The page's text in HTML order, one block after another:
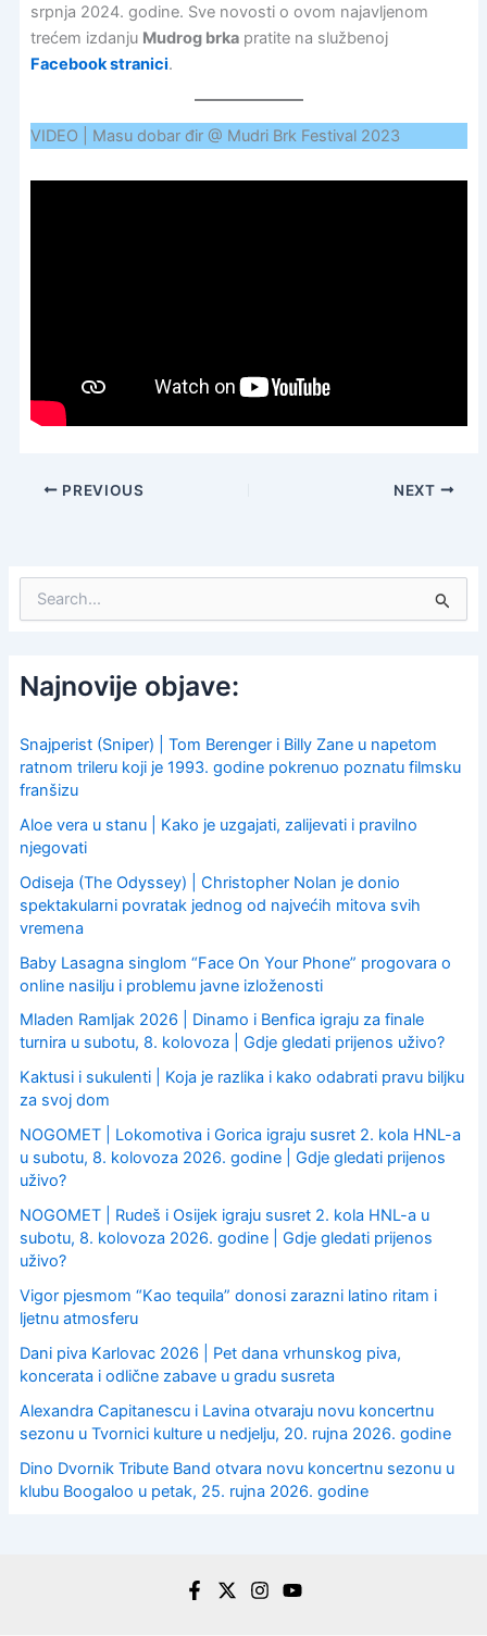
srpnja 2024. godine. Sve novosti o ovom najavljenom
trećem izdanju Mudrog brkapratite na službenoj
Facebook stranici.
VIDEO | Masu dobar đir @ Mudri Brk Festival 2023
PREVIOUS NEXT
c
h
o
r
:
Najnovije objave:
Snajperist (Sniper) | Tom Berenger i Billy Zane u napetom
ratnom trileru koji je 1993. godine pokrenuo poznatu filmsku
franšizu
Aloe vera u stanu | Kako je uzgajati, zalijevati i pravilno
njegovati
Odiseja (The Odyssey) | Christopher Nolan je donio
spektakularni povratak jednog od najvećih mitova svih
vremena
Baby Lasagna singlom “Face On Your Phone” progovara o
online nasilju i problemu javne izloženosti
Mladen Ramljak 2026 | Dinamo i Benfica igraju za finale
turnira u subotu, 8. kolovoza | Gdje gledati prijenos uživo?
Kaktusi i sukulenti | Koja je razlika i kako odabrati pravu biljku
za svoj dom
NOGOMET | Lokomotiva i Gorica igraju susret 2. kola HNL-a
u subotu, 8. kolovoza 2026. godine | Gdje gledati prijenos
uživo?
NOGOMET | Rudeš i Osijek igraju susret 2. kola HNL-a u
subotu, 8. kolovoza 2026. godine | Gdje gledati prijenos
uživo?
Vigor pjesmom “Kao tequila” donosi zarazni latino ritam i
ljetnu atmosferu
Dani piva Karlovac 2026 | Pet dana vrhunskog piva,
koncerata i odlične zabave u gradu susreta
Alexandra Capitanescu i Lavina otvaraju novu koncertnu
sezonu u Tvornici kulture u nedjelju, 20. rujna 2026. godine
Dino Dvornik Tribute Band otvara novu koncertnu sezonu u
klubu Boogaloo u petak, 25. rujna 2026. godine